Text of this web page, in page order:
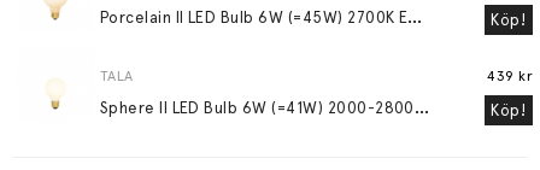
P
orcelain II LED Bulb 6W (=45W) 2700K E27 Matte Porcelain Köp!
TALA
S
phere II LED Bulb 6W (=41W) 2000-2800K E27 Matte Porcelain
439 kr
Köp!